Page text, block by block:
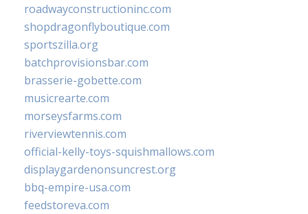
roadwayconstructioninc.com
shopdragonflyboutique.com
sportszilla.org
batchprovisionsbar.com
brasserie-gobette.com
musicrearte.com
morseysfarms.com
riverviewtennis.com
official-kelly-toys-squishmallows.com
displaygardenonsuncrest.org
bbq-empire-usa.com
feedstoreva.com